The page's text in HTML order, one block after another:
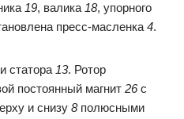
19, валика 18, упорного
пресс-масленка 4.
и статора 13. Ротор
постоянный магнит 26с
и снизу 8полюсными